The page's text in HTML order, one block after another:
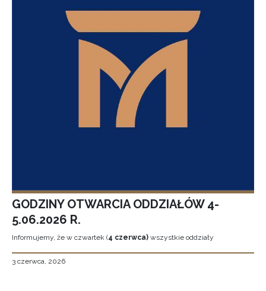
GODZINY OTWARCIA ODDZIAŁÓW 4-
5.06.2026 R.
Informujemy, że w czwartek (4 czerwca) wszystkie oddziały
3 czerwca, 2026